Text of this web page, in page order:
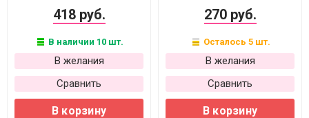
418 руб.
В наличии 10 шт.
В желания
Сравнить
В корзину
270 руб.
Осталось 5 шт.
В желания
Сравнить
В корзину